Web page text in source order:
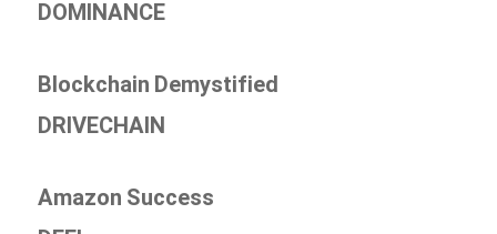
DOMINANCE
Blockchain Demystified
DRIVECHAIN
Amazon Success